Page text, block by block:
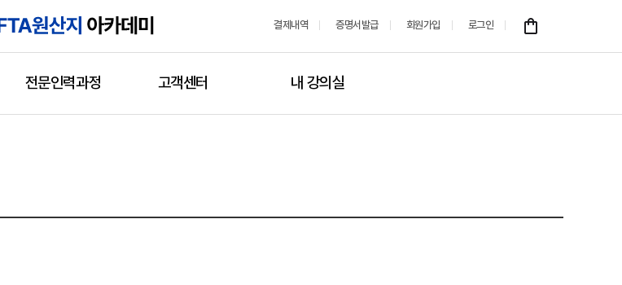
결제내역 증명서발급 회원가입 로그인
전문인력과정 고객센터 내 강의실